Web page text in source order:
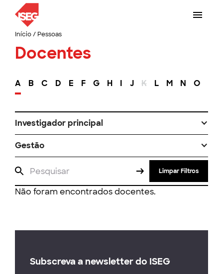
Início/ Pessoas
Docentes
A B C D E F G H I J K L M N O
Investigador principal
Gestão
Limpar Filtros
Não foram encontrados docentes.
Subscreva a newsletter do ISEG